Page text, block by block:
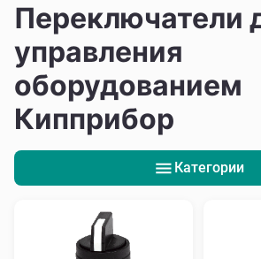
Переключатели
управления
оборудованием
Кипприбор
Категории